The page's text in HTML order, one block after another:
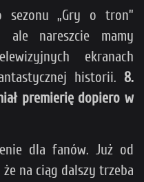
sezonu „Gry o tron”
ale nareszcie mamy
ekranach
historii. 8.
premierię dopiero w
dla fanów. Już od
na ciąg dalszy trzeba